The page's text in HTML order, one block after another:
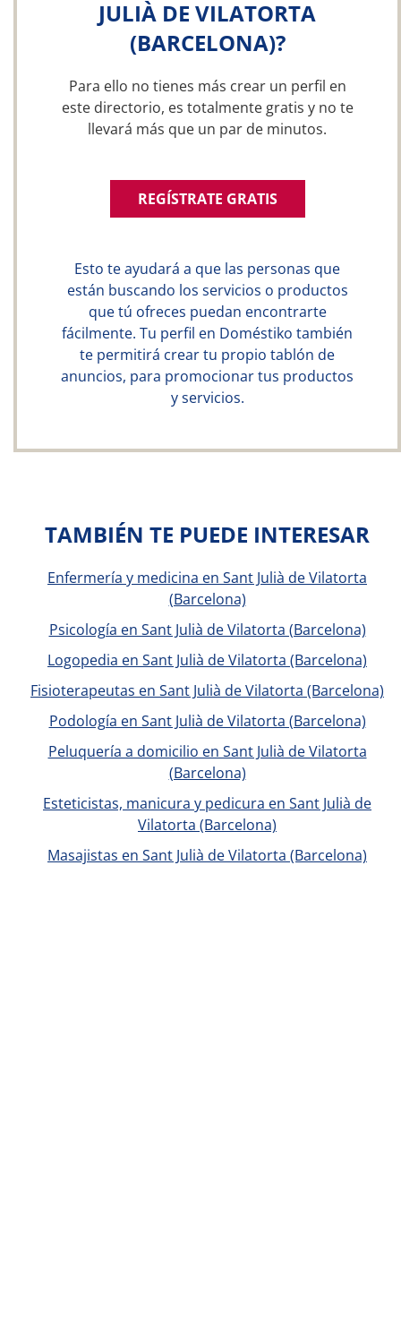
JULIÀ DE VILATORTA
(BARCELONA)?
Para ello no tienes más crear un perfil en
este directorio, es totalmente gratis y no te
llevará más que un par de minutos.
REGÍSTRATE GRATIS
Esto te ayudará a que las personas que
están buscando los servicios o productos
que tú ofreces puedan encontrarte
fácilmente. Tu perfil en Doméstiko también
te permitirá crear tu propio tablón de
anuncios, para promocionar tus productos
y servicios.
TAMBIÉN TE PUEDE INTERESAR
Enfermería y medicina en Sant Julià de Vilatorta
(Barcelona)
Psicología en Sant Julià de Vilatorta (Barcelona)
Logopedia en Sant Julià de Vilatorta (Barcelona)
Fisioterapeutas en Sant Julià de Vilatorta (Barcelona)
Podología en Sant Julià de Vilatorta (Barcelona)
Peluquería a domicilio en Sant Julià de Vilatorta
(Barcelona)
Esteticistas, manicura y pedicura en Sant Julià de
Vilatorta (Barcelona)
Masajistas en Sant Julià de Vilatorta (Barcelona)